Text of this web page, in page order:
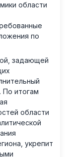
области
по
задающей
По итогам
области
укрепит